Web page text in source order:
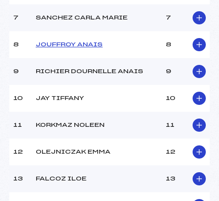
Température arrivée :
10.0000
7 SANCHEZ CARLA MARIE 7
8 JOUFFROY ANAIS 8
9 RICHIER DOURNELLE ANAIS 9
10 JAY TIFFANY 10
11 KORKMAZ NOLEEN 11
12 OLEJNICZAK EMMA 12
13 FALCOZ ILOE 13